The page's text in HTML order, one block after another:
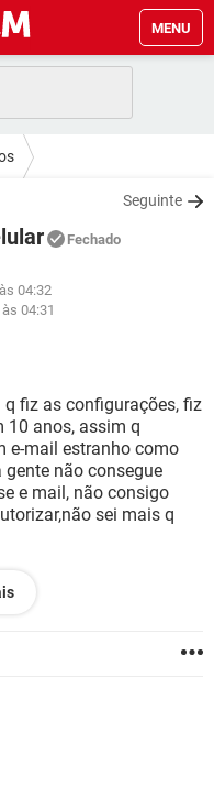
MENU
Seguinte
Fechado
04:32
04:31
fiz as configurações, fiz
10 anos, assim q
e-mail estranho como
não consegue
e mail, não consigo
sei mais q